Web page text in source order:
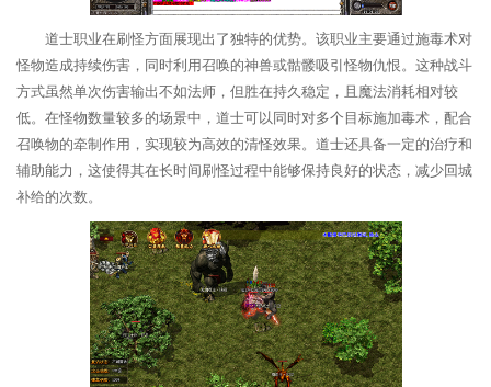
道士职业在刷怪方面展现出了独特的优势。该职业主要通过施毒术对
怪物造成持续伤害，同时利用召唤的神兽或骷髅吸引怪物仇恨。这种战斗
方式虽然单次伤害输出不如法师，但胜在持久稳定，且魔法消耗相对较
低。在怪物数量较多的场景中，道士可以同时对多个目标施加毒术，配合
召唤物的牵制作用，实现较为高效的清怪效果。道士还具备一定的治疗和
辅助能力，这使得其在长时间刷怪过程中能够保持良好的状态，减少回城
补给的次数。